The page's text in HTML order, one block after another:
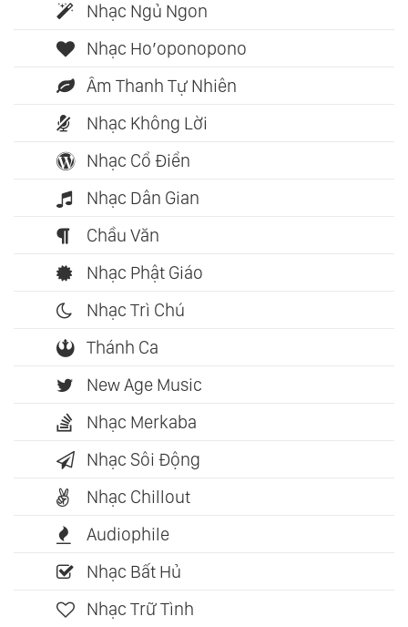
Nhạc Ngủ Ngon
Nhạc Ho’oponopono
Âm Thanh Tự Nhiên
Nhạc Không Lời
Nhạc Cổ Điển
Nhạc Dân Gian
Chầu Văn
Nhạc Phật Giáo
Nhạc Trì Chú
Thánh Ca
New Age Music
Nhạc Merkaba
Nhạc Sôi Động
Nhạc Chillout
Audiophile
Nhạc Bất Hủ
Nhạc Trữ Tình